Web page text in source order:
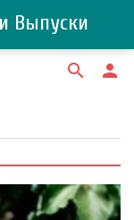
Выпуски
search person